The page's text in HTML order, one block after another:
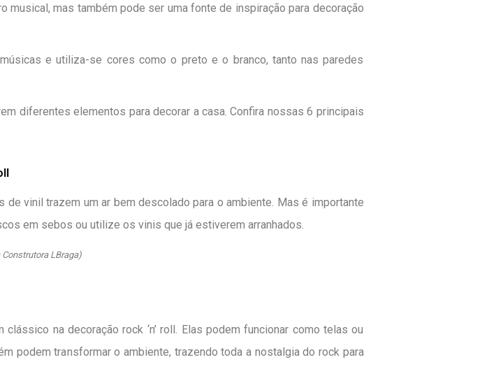
mas também pode ser uma fonte de inspiração para decoração
e utiliza-se cores como o preto e o branco, tanto nas paredes
diferentes elementos para decorar a casa. Confira nossas 6 principais
vinil trazem um ar bem descolado para o ambiente. Mas é importante
em sebos ou utilize os vinis que já estiverem arranhados.
LBraga)
na decoração rock ‘n’ roll. Elas podem funcionar como telas ou
podem transformar o ambiente, trazendo toda a nostalgia do rock para